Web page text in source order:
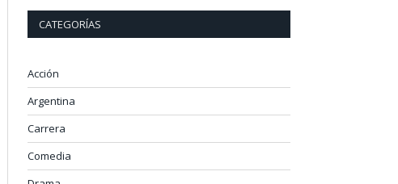
CATEGORÍAS
Acción
Argentina
Carrera
Comedia